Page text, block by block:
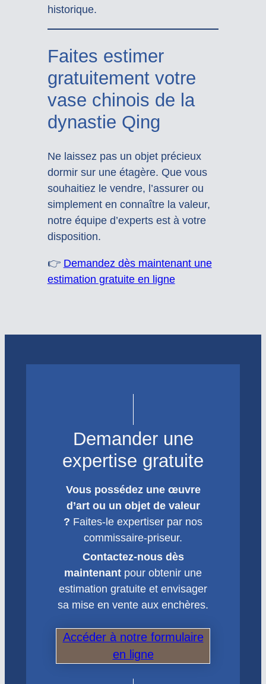
historique.
Faites estimer
gratuitement votre
vase chinois de la
dynastie Qing
Ne laissez pas un objet précieux
dormir sur une étagère. Que vous
souhaitiez le vendre, l’assurer ou
simplement en connaître la valeur,
notre équipe d’experts est à votre
disposition.
👉 Demandez dès maintenant une
estimation gratuite en ligne
Demander une
expertise gratuite
Vous possédez une œuvre
d’art ou un objet de valeur
? Faites-le expertiser par nos
commissaire-priseur.
Contactez-nous dès
maintenant pour obtenir une
estimation gratuite et envisager
sa mise en vente aux enchères.
Accéder à notre formulaire
en ligne